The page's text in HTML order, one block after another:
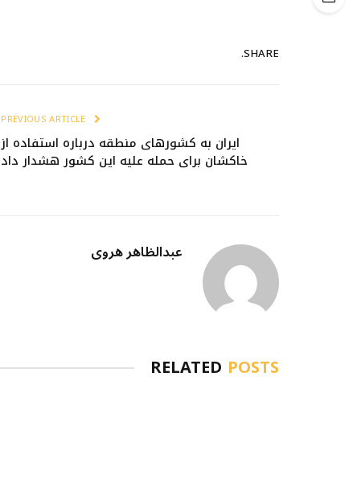
SHARE.
ایران به کشورهای منطقه درباره استفاده از
خاکشان برای حمله علیه این کشور هشدار داد
عبدالظاهر هروی
RELATED POSTS